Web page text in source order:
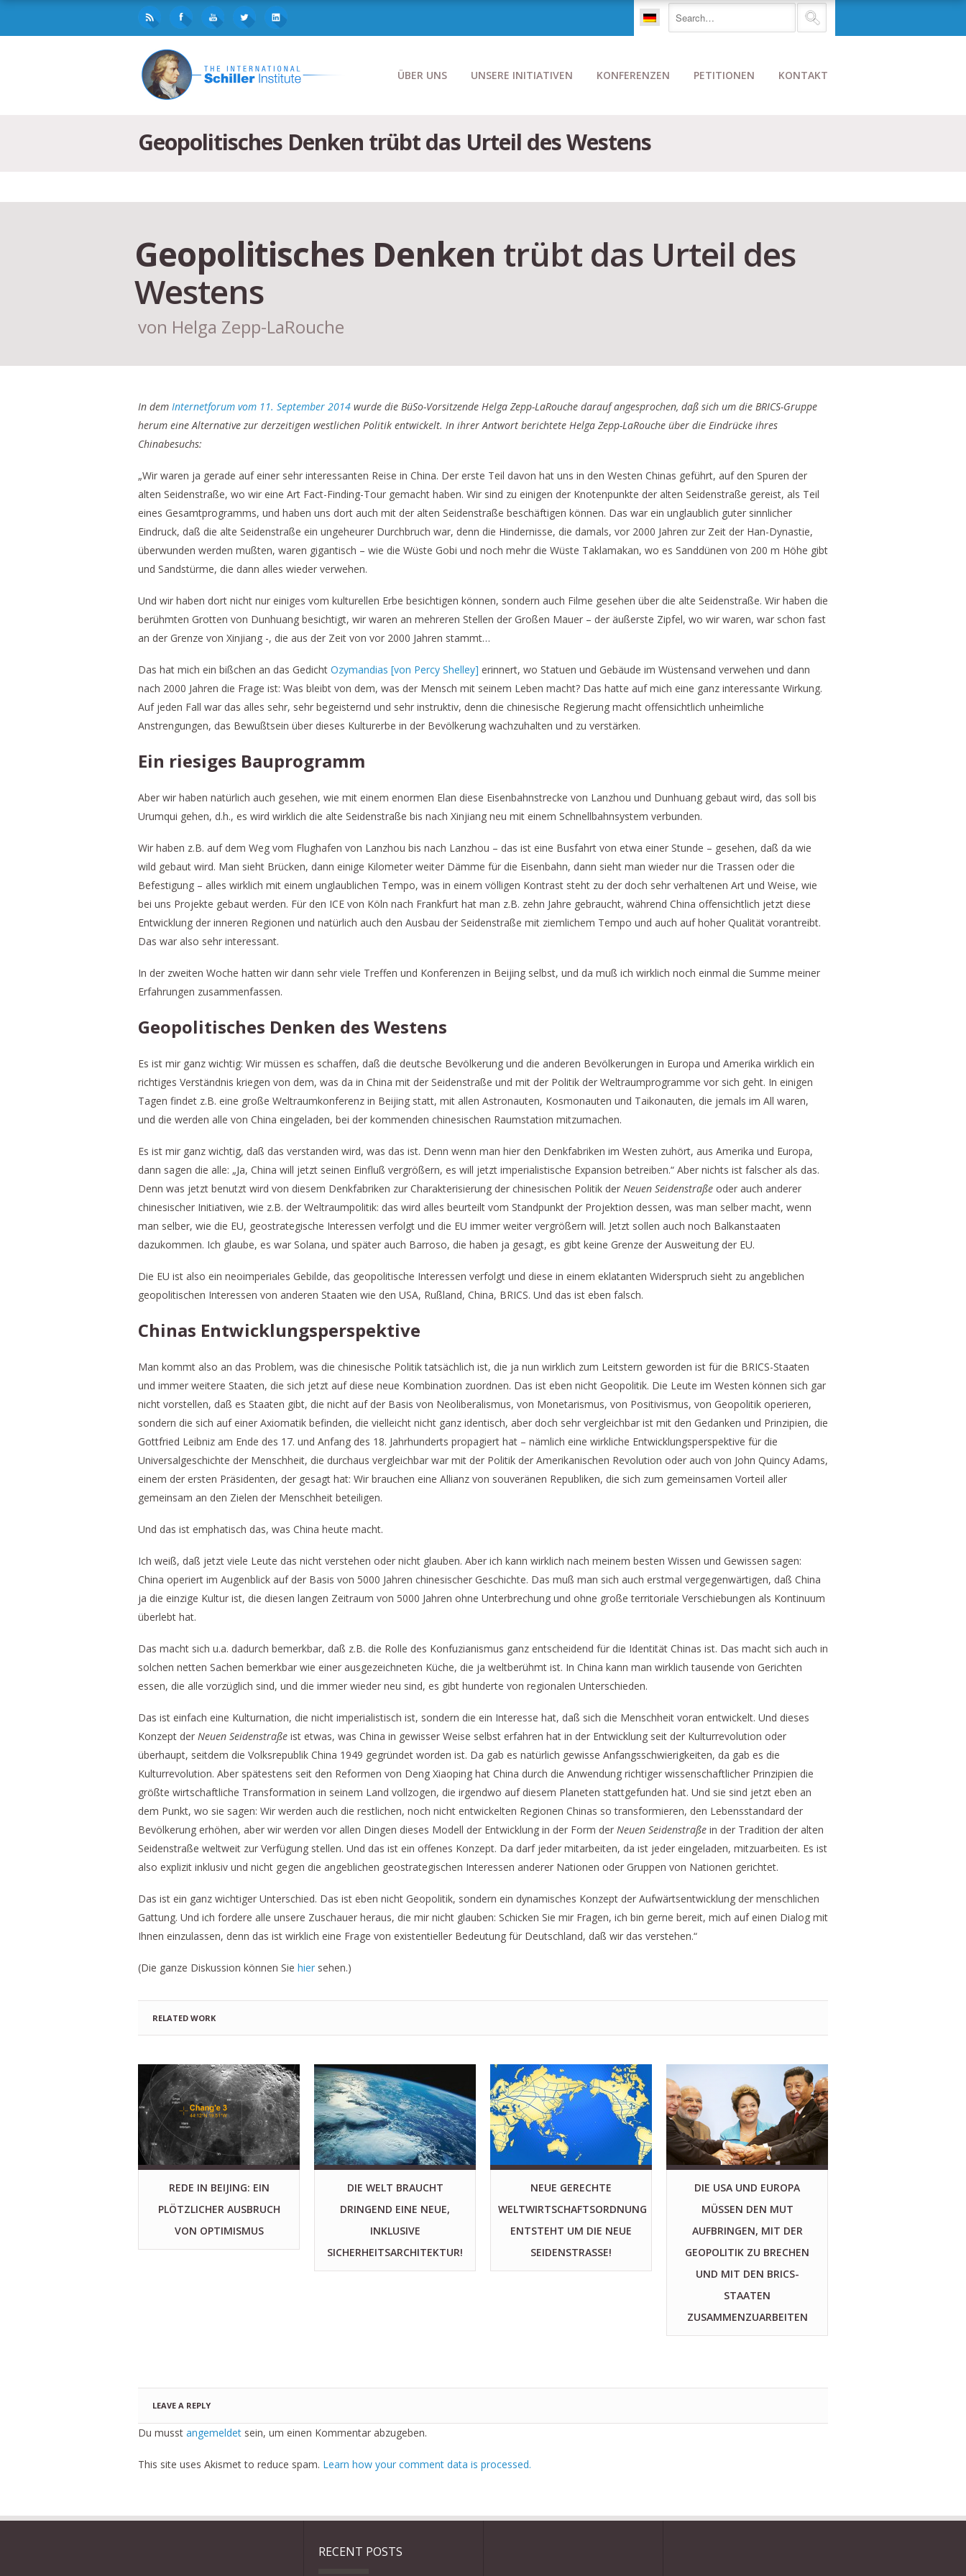
ÜBER UNS UNSERE INITIATIVEN KONFERENZEN PETITIONEN KONTAKT
Geopolitisches Denken trübt das Urteil des Westens
Geopolitisches Denken trübt das Urteil des
Westens
von Helga Zepp-LaRouche
In dem Internetforum vom 11. September 2014 wurde die BüSo-Vorsitzende Helga Zepp-LaRouche darauf angesprochen, daß sich um die BRICS-Gruppe
herum eine Alternative zur derzeitigen westlichen Politik entwickelt. In ihrer Antwort berichtete Helga Zepp-LaRouche über die Eindrücke ihres
Chinabesuchs:
„Wir waren ja gerade auf einer sehr interessanten Reise in China. Der erste Teil davon hat uns in den Westen Chinas geführt, auf den Spuren der
alten Seidenstraße, wo wir eine Art Fact-Finding-Tour gemacht haben. Wir sind zu einigen der Knotenpunkte der alten Seidenstraße gereist, als Teil
eines Gesamtprogramms, und haben uns dort auch mit der alten Seidenstraße beschäftigen können. Das war ein unglaublich guter sinnlicher
Eindruck, daß die alte Seidenstraße ein ungeheurer Durchbruch war, denn die Hindernisse, die damals, vor 2000 Jahren zur Zeit der Han-Dynastie,
überwunden werden mußten, waren gigantisch – wie die Wüste Gobi und noch mehr die Wüste Taklamakan, wo es Sanddünen von 200 m Höhe gibt
und Sandstürme, die dann alles wieder verwehen.
Und wir haben dort nicht nur einiges vom kulturellen Erbe besichtigen können, sondern auch Filme gesehen über die alte Seidenstraße. Wir haben die
berühmten Grotten von Dunhuang besichtigt, wir waren an mehreren Stellen der Großen Mauer – der äußerste Zipfel, wo wir waren, war schon fast
an der Grenze von Xinjiang -, die aus der Zeit von vor 2000 Jahren stammt…
Das hat mich ein bißchen an das Gedicht Ozymandias [von Percy Shelley] erinnert, wo Statuen und Gebäude im Wüstensand verwehen und dann
nach 2000 Jahren die Frage ist: Was bleibt von dem, was der Mensch mit seinem Leben macht? Das hatte auf mich eine ganz interessante Wirkung.
Auf jeden Fall war das alles sehr, sehr begeisternd und sehr instruktiv, denn die chinesische Regierung macht offensichtlich unheimliche
Anstrengungen, das Bewußtsein über dieses Kulturerbe in der Bevölkerung wachzuhalten und zu verstärken.
Ein riesiges Bauprogramm
Aber wir haben natürlich auch gesehen, wie mit einem enormen Elan diese Eisenbahnstrecke von Lanzhou und Dunhuang gebaut wird, das soll bis
Urumqui gehen, d.h., es wird wirklich die alte Seidenstraße bis nach Xinjiang neu mit einem Schnellbahnsystem verbunden.
Wir haben z.B. auf dem Weg vom Flughafen von Lanzhou bis nach Lanzhou – das ist eine Busfahrt von etwa einer Stunde – gesehen, daß da wie
wild gebaut wird. Man sieht Brücken, dann einige Kilometer weiter Dämme für die Eisenbahn, dann sieht man wieder nur die Trassen oder die
Befestigung – alles wirklich mit einem unglaublichen Tempo, was in einem völligen Kontrast steht zu der doch sehr verhaltenen Art und Weise, wie
bei uns Projekte gebaut werden. Für den ICE von Köln nach Frankfurt hat man z.B. zehn Jahre gebraucht, während China offensichtlich jetzt diese
Entwicklung der inneren Regionen und natürlich auch den Ausbau der Seidenstraße mit ziemlichem Tempo und auch auf hoher Qualität vorantreibt.
Das war also sehr interessant.
In der zweiten Woche hatten wir dann sehr viele Treffen und Konferenzen in Beijing selbst, und da muß ich wirklich noch einmal die Summe meiner
Erfahrungen zusammenfassen.
Geopolitisches Denken des Westens
Es ist mir ganz wichtig: Wir müssen es schaffen, daß die deutsche Bevölkerung und die anderen Bevölkerungen in Europa und Amerika wirklich ein
richtiges Verständnis kriegen von dem, was da in China mit der Seidenstraße und mit der Politik der Weltraumprogramme vor sich geht. In einigen
Tagen findet z.B. eine große Weltraumkonferenz in Beijing statt, mit allen Astronauten, Kosmonauten und Taikonauten, die jemals im All waren,
und die werden alle von China eingeladen, bei der kommenden chinesischen Raumstation mitzumachen.
Es ist mir ganz wichtig, daß das verstanden wird, was das ist. Denn wenn man hier den Denkfabriken im Westen zuhört, aus Amerika und Europa,
dann sagen die alle: „Ja, China will jetzt seinen Einfluß vergrößern, es will jetzt imperialistische Expansion betreiben.“ Aber nichts ist falscher als das.
Denn was jetzt benutzt wird von diesem Denkfabriken zur Charakterisierung der chinesischen Politik der Neuen Seidenstraße oder auch anderer
chinesischer Initiativen, wie z.B. der Weltraumpolitik: das wird alles beurteilt vom Standpunkt der Projektion dessen, was man selber macht, wenn
man selber, wie die EU, geostrategische Interessen verfolgt und die EU immer weiter vergrößern will. Jetzt sollen auch noch Balkanstaaten
dazukommen. Ich glaube, es war Solana, und später auch Barroso, die haben ja gesagt, es gibt keine Grenze der Ausweitung der EU.
Die EU ist also ein neoimperiales Gebilde, das geopolitische Interessen verfolgt und diese in einem eklatanten Widerspruch sieht zu angeblichen
geopolitischen Interessen von anderen Staaten wie den USA, Rußland, China, BRICS. Und das ist eben falsch.
Chinas Entwicklungsperspektive
Man kommt also an das Problem, was die chinesische Politik tatsächlich ist, die ja nun wirklich zum Leitstern geworden ist für die BRICS-Staaten
und immer weitere Staaten, die sich jetzt auf diese neue Kombination zuordnen. Das ist eben nicht Geopolitik. Die Leute im Westen können sich gar
nicht vorstellen, daß es Staaten gibt, die nicht auf der Basis von Neoliberalismus, von Monetarismus, von Positivismus, von Geopolitik operieren,
sondern die sich auf einer Axiomatik befinden, die vielleicht nicht ganz identisch, aber doch sehr vergleichbar ist mit den Gedanken und Prinzipien, die
Gottfried Leibniz am Ende des 17. und Anfang des 18. Jahrhunderts propagiert hat – nämlich eine wirkliche Entwicklungsperspektive für die
Universalgeschichte der Menschheit, die durchaus vergleichbar war mit der Politik der Amerikanischen Revolution oder auch von John Quincy Adams,
einem der ersten Präsidenten, der gesagt hat: Wir brauchen eine Allianz von souveränen Republiken, die sich zum gemeinsamen Vorteil aller
gemeinsam an den Zielen der Menschheit beteiligen.
Und das ist emphatisch das, was China heute macht.
Ich weiß, daß jetzt viele Leute das nicht verstehen oder nicht glauben. Aber ich kann wirklich nach meinem besten Wissen und Gewissen sagen:
China operiert im Augenblick auf der Basis von 5000 Jahren chinesischer Geschichte. Das muß man sich auch erstmal vergegenwärtigen, daß China
ja die einzige Kultur ist, die diesen langen Zeitraum von 5000 Jahren ohne Unterbrechung und ohne große territoriale Verschiebungen als Kontinuum
überlebt hat.
Das macht sich u.a. dadurch bemerkbar, daß z.B. die Rolle des Konfuzianismus ganz entscheidend für die Identität Chinas ist. Das macht sich auch in
solchen netten Sachen bemerkbar wie einer ausgezeichneten Küche, die ja weltberühmt ist. In China kann man wirklich tausende von Gerichten
essen, die alle vorzüglich sind, und die immer wieder neu sind, es gibt hunderte von regionalen Unterschieden.
Das ist einfach eine Kulturnation, die nicht imperialistisch ist, sondern die ein Interesse hat, daß sich die Menschheit voran entwickelt. Und dieses
Konzept der Neuen Seidenstraße ist etwas, was China in gewisser Weise selbst erfahren hat in der Entwicklung seit der Kulturrevolution oder
überhaupt, seitdem die Volksrepublik China 1949 gegründet worden ist. Da gab es natürlich gewisse Anfangsschwierigkeiten, da gab es die
Kulturrevolution. Aber spätestens seit den Reformen von Deng Xiaoping hat China durch die Anwendung richtiger wissenschaftlicher Prinzipien die
größte wirtschaftliche Transformation in seinem Land vollzogen, die irgendwo auf diesem Planeten stattgefunden hat. Und sie sind jetzt eben an
dem Punkt, wo sie sagen: Wir werden auch die restlichen, noch nicht entwickelten Regionen Chinas so transformieren, den Lebensstandard der
Bevölkerung erhöhen, aber wir werden vor allen Dingen dieses Modell der Entwicklung in der Form der Neuen Seidenstraße in der Tradition der alten
Seidenstraße weltweit zur Verfügung stellen. Und das ist ein offenes Konzept. Da darf jeder mitarbeiten, da ist jeder eingeladen, mitzuarbeiten. Es ist
also explizit inklusiv und nicht gegen die angeblichen geostrategischen Interessen anderer Nationen oder Gruppen von Nationen gerichtet.
Das ist ein ganz wichtiger Unterschied. Das ist eben nicht Geopolitik, sondern ein dynamisches Konzept der Aufwärtsentwicklung der menschlichen
Gattung. Und ich fordere alle unsere Zuschauer heraus, die mir nicht glauben: Schicken Sie mir Fragen, ich bin gerne bereit, mich auf einen Dialog mit
Ihnen einzulassen, denn das ist wirklich eine Frage von existentieller Bedeutung für Deutschland, daß wir das verstehen.“
(Die ganze Diskussion können Sie hier sehen.)
RELATED WORK
REDE IN BEIJING: EIN
PLÖTZLICHER AUSBRUCH
VON OPTIMISMUS
DIE WELT BRAUCHT
DRINGEND EINE NEUE,
INKLUSIVE
SICHERHEITSARCHITEKTUR!
NEUE GERECHTE
WELTWIRTSCHAFTSORDNUNG
ENTSTEHT UM DIE NEUE
SEIDENSTRASSE!
DIE USA UND EUROPA
MÜSSEN DEN MUT
AUFBRINGEN, MIT DER
GEOPOLITIK ZU BRECHEN
UND MIT DEN BRICS-
STAATEN
ZUSAMMENZUARBEITEN
LEAVE A REPLY
Du musst angemeldet sein, um einen Kommentar abzugeben.
This site uses Akismet to reduce spam. Learn how your comment data is processed.
RECENT POSTS